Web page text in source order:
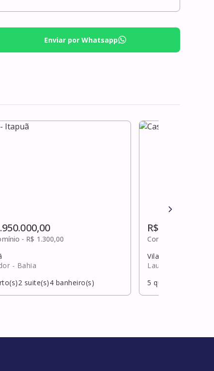
Enviar por Whatsapp
- R$ 1.300,00
- Bahia
2 suite(s)4 banheiro(s)
R$
Condomínio -
Vilas do atlântico
Lauro de Freitas
5 quarto(s)